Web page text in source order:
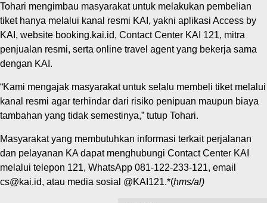
Tohari mengimbau masyarakat untuk melakukan pembelian
tiket hanya melalui kanal resmi KAI, yakni aplikasi Access by
KAI, website booking.kai.id, Contact Center KAI 121, mitra
penjualan resmi, serta online travel agent yang bekerja sama
dengan KAI.
“Kami mengajak masyarakat untuk selalu membeli tiket melalui
kanal resmi agar terhindar dari risiko penipuan maupun biaya
tambahan yang tidak semestinya,” tutup Tohari.
Masyarakat yang membutuhkan informasi terkait perjalanan
dan pelayanan KA dapat menghubungi Contact Center KAI
melalui telepon 121, WhatsApp 081-122-233-121, email
cs@kai.id, atau media sosial @KAI121.*(hms/al)